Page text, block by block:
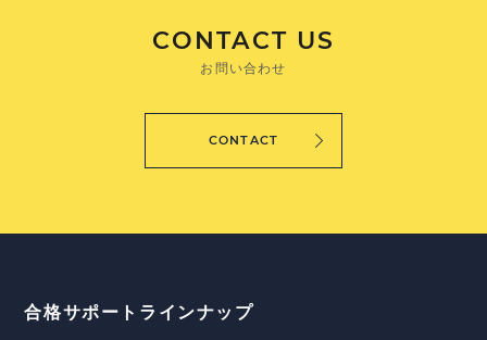
CONTACT US
お問い合わせ
CONTACT
合格サポートラインナップ